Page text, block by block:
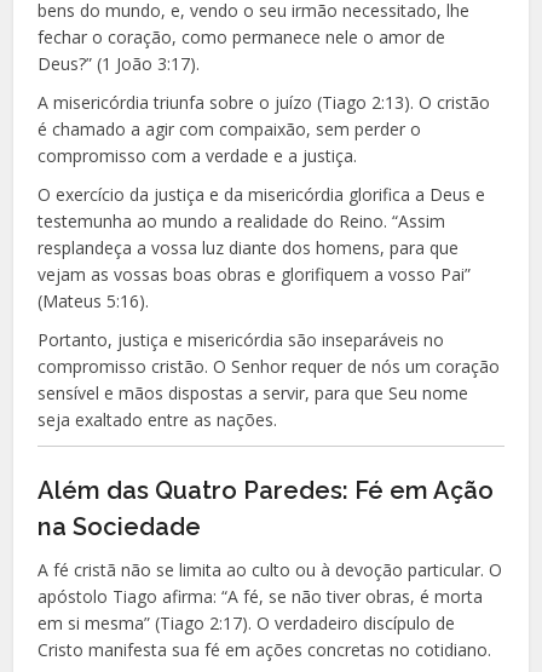
bens do mundo, e, vendo o seu irmão necessitado, lhe
fechar o coração, como permanece nele o amor de
Deus?” (1 João 3:17).
A misericórdia triunfa sobre o juízo (Tiago 2:13). O cristão
é chamado a agir com compaixão, sem perder o
compromisso com a verdade e a justiça.
O exercício da justiça e da misericórdia glorifica a Deus e
testemunha ao mundo a realidade do Reino. “Assim
resplandeça a vossa luz diante dos homens, para que
vejam as vossas boas obras e glorifiquem a vosso Pai”
(Mateus 5:16).
Portanto, justiça e misericórdia são inseparáveis no
compromisso cristão. O Senhor requer de nós um coração
sensível e mãos dispostas a servir, para que Seu nome
seja exaltado entre as nações.
Além das Quatro Paredes: Fé em Ação
na Sociedade
A fé cristã não se limita ao culto ou à devoção particular. O
apóstolo Tiago afirma: “A fé, se não tiver obras, é morta
em si mesma” (Tiago 2:17). O verdadeiro discípulo de
Cristo manifesta sua fé em ações concretas no cotidiano.